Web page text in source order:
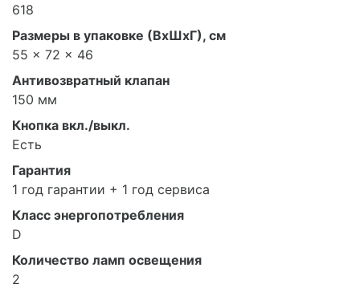
618
Размеры в упаковке (ВхШхГ), см
55 x 72 x 46
Антивозвратный клапан
150 мм
Кнопка вкл./выкл.
Есть
Гарантия
1 год гарантии + 1 год сервиса
Класс энергопотребления
D
Количество ламп освещения
2